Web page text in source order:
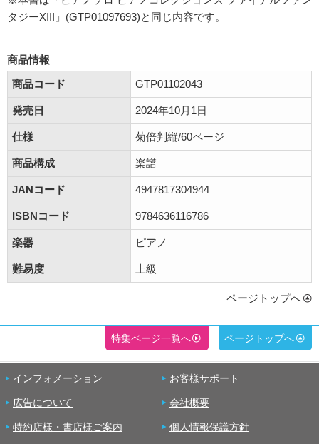
タジーXIII」(GTP01097693)と同じ内容です。
商品情報
商品コード
GTP01102043
発売日 2024年10月1日
仕様 菊倍判縦/60ページ
商品構成 楽譜
JANコード 4947817304944
ISBNコード 9784636116786
楽器 ピアノ
難易度 上級
ページトップへ
特集ページ一覧へ ページトップへ
インフォメーション お客様サポート
広告について 会社概要
特約店様・書店様ご案内 個人情報保護方針